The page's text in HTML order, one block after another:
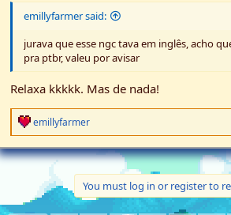
emillyfarmer said:
jurava que esse ngc tava em inglês, acho
pra ptbr, valeu por avisar
Relaxa kkkkk. Mas de nada!
R
e
a
c
o
emillyfarmer
You must log in or register to